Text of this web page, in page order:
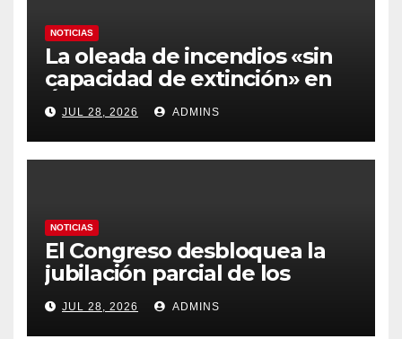
NOTICIAS
La oleada de incendios «sin
capacidad de extinción» en
Ávila y al oeste de Madrid
obliga a declarar la
emergencia nacional
JUL 28, 2026 ADMINS
NOTICIAS
El Congreso desbloquea la
jubilación parcial de los
trabajadores laborales del
sector público
JUL 28, 2026 ADMINS